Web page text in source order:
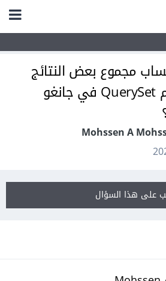
مجموع بعض النتائج
بإستخدام QuerySet في جانغو
على هذا السؤال